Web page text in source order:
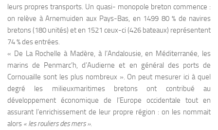
leurs propres transports. Un quasi- monopole breton commence :
on relève à Arnemuiden aux Pays-Bas, en 1499 80 % de navires
bretons (180 unités) et en 1521 ceux-ci (426 bateaux) représentent
74 % des entrées.
« De La Rochelle à Madère, à l’Andalousie, en Méditerranée, les
marins de Penmarc’h, d’Audierne et en général des ports de
Cornouaille sont les plus nombreux ». On peut mesurer ici à quel
degré les milieuxmaritimes bretons ont contribué au
développement économique de l’Europe occidentale tout en
assurant l’enrichissement de leur propre région : on les nommait
alors « les rouliers des mers ».